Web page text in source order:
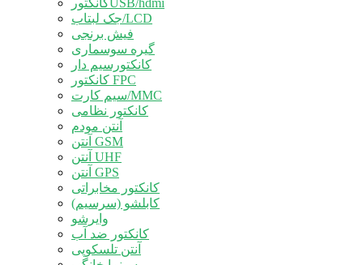
کانکتورUSB/hdmi
جک لبتاب/LCD
فیش برنجی
گیره سوسماری
کانکتورسیم دار
کانکتور FPC
سیم کارت/MMC
کانکتور نظامی
آنتن مودم
آنتن GSM
آنتن UHF
آنتن GPS
کانکتور مخابراتی
کابلشو (سرسیم)
وایرشو
کانکتور ضد آب
آنتن تلسکوپی